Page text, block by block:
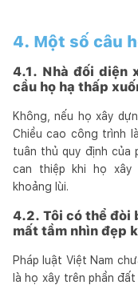
4. Một số câu
4.1. Nhà đối diện
cầu họ hạ thấp
Không, nếu họ xây
Chiều cao công trình
tuân thủ quy định của
can thiệp khi họ xây
khoảng lùi.
4.2. Tôi có thể đòi
mất tầm nhìn đẹp
Pháp luật Việt Nam
là họ xây trên phần